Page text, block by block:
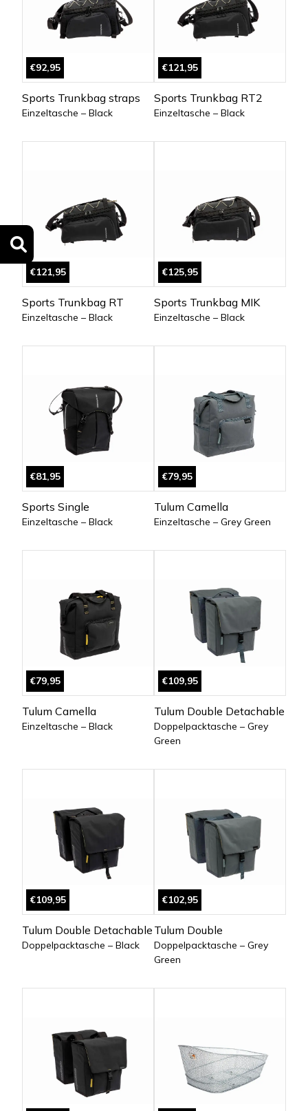
€92,95
Sports Trunkbag straps
Einzeltasche – Black
€121,95
Sports Trunkbag RT2
Einzeltasche – Black
€121,95
Sports Trunkbag RT
Einzeltasche – Black
€125,95
Sports Trunkbag MIK
Einzeltasche – Black
€81,95
Sports Single
Einzeltasche – Black
€79,95
Tulum Camella
Einzeltasche – Grey Green
€79,95
Tulum Camella
Einzeltasche – Black
€109,95
Tulum Double Detachable
Doppelpacktasche – Grey
Green
€109,95
Tulum Double Detachable
Doppelpacktasche – Black
€102,95
Tulum Double
Doppelpacktasche – Grey
Green